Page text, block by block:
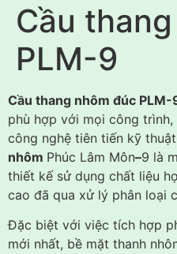
Cầu
PLM-9
Cầu thang nhôm đúc PLM-
phù hợp với mọi công
công nghệ tiên tiến kỹ
nhôm Phúc Lâm Môn–9 là
thiết kế sử dụng chất liệu
cao đã qua xử lý phân loại
Đặc biệt với việc tích hợp
mới nhất, bề mặt thanh